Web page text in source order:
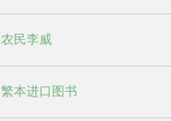
农民李威
繁本进口图书